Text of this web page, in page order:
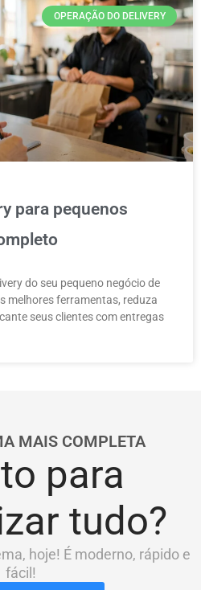
OPERAÇÃO DO DELIVERY
para pequenos
do seu pequeno negócio de
melhores ferramentas, reduza
seus clientes com entregas
MAIS COMPLETA
para
tudo?
hoje! É moderno, rápido e
fácil!